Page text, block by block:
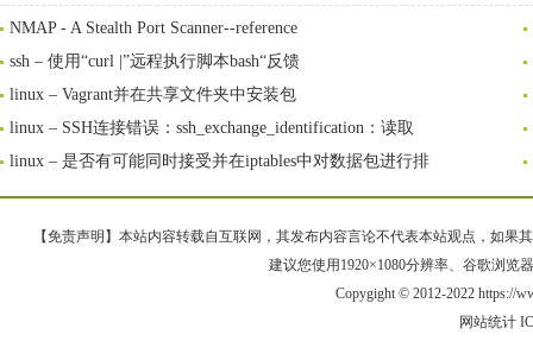
NMAP - A Stealth Port Scanner--reference
ssh – 使用“curl |”远程执行脚本bash“反馈
linux – Vagrant并在共享文件夹中安装包
linux – SSH连接错误：ssh_exchange_identification：读取
linux – 是否有可能同时接受并在iptables中对数据包进行排
【免责声明】本站内容转载自互联网，其发布内容言论不代表本站观点，如果
建议您使用1920×1080分辨率、谷歌浏览
Copygight © 2012-2022 https://
网站统计